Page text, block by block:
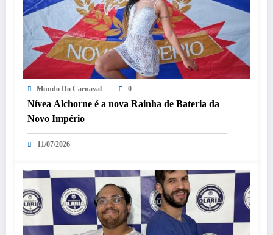
Mundo Do Carnaval 0
Nívea Alchorne é a nova Rainha de Bateria da
Novo Império
11/07/2026